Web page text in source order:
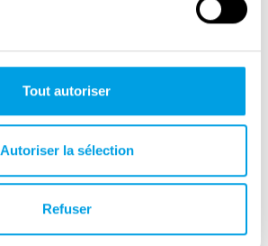
Tout autoriser
Autoriser la sélection
Refuser